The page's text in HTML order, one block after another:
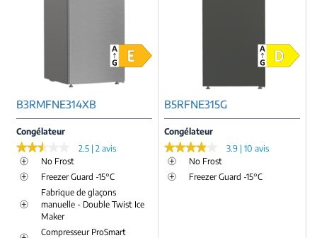
B3RMFNE314XB
Congélateur
★★★★★
★★★★★
2.5 | 2 avis
No Frost
Freezer Guard -15°C
Fabrique de glaçons
manuelle - Double Twist Ice
Maker
Compresseur ProSmart
B5RFNE315G
Congélateur
★★★★★
★★★★★
3.9 | 10 avis
No Frost
Freezer Guard -15°C